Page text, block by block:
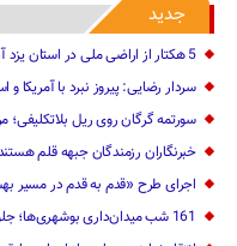
جدید
5 هکتار از اراضی ملی در استان یز‌د آزادسازی شد
سردار رضایی: پیروز نبرد با آمریکا و
سورتمه گرگان روی ریل بلاتکلیفی؛
خبرنگاران رزمندگان جبهه قلم
اجرای طرح «قدم به قدم در مسیر بهشت» با مشارکت
161 شب میدان‌داری بوشهری‌ها؛ جلوه‌ای از وحدت و بصیرت انقلابی